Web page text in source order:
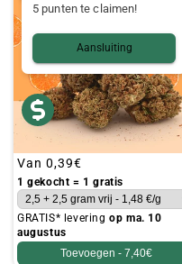
Gebruikelijke
prijs
Van 0,39€
1 gekocht = 1 gratis
GRATIS* leveringop ma. 10
augustus
Toevoegen - 7,40€
5 punten te claimen!
Aansluiting